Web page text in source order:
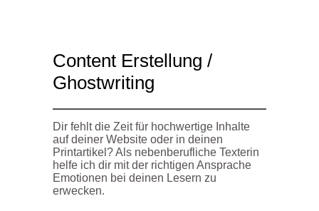
Content Erstellung /
Ghostwriting
Dir fehlt die Zeit für hochwertige Inhalte
auf deiner Website oder in deinen
Printartikel? Als nebenberufliche Texterin
helfe ich dir mit der richtigen Ansprache
Emotionen bei deinen Lesern zu
erwecken.